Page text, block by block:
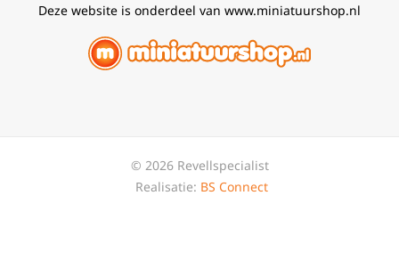
Deze website is onderdeel van www.miniatuurshop.nl
© 2026 Revellspecialist
Realisatie: BS Connect